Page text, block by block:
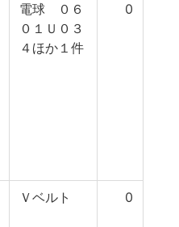
電球 ０６
０１Ｕ０３
４ほか１件
0
Ｖベルト 0